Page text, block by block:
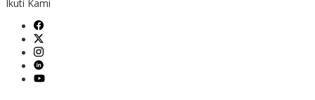
Copy
Link
Ikuti Kami